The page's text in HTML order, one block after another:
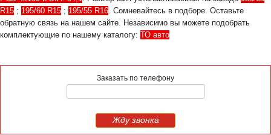
R15 ; 195/60 R15 ; 195/55 R16. Сомневайтесь в подборе. Оставьте
обратную связь на нашем сайте. Независимо вы можете подобрать
комплектующие по нашему каталогу: ТО авто
Заказать по телефону
Жду звонка